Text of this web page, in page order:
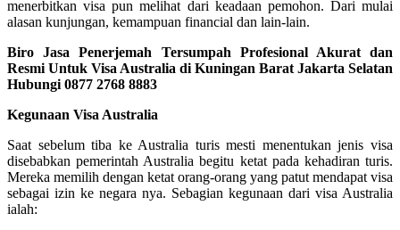
menerbitkan visa pun melihat dari keadaan pemohon. Dari mulai
alasan kunjungan, kemampuan financial dan lain-lain.
Biro Jasa Penerjemah Tersumpah Profesional Akurat dan
Resmi Untuk Visa Australia di Kuningan Barat Jakarta Selatan
Hubungi 0877 2768 8883
Kegunaan Visa Australia
Saat sebelum tiba ke Australia turis mesti menentukan jenis visa
disebabkan pemerintah Australia begitu ketat pada kehadiran turis.
Mereka memilih dengan ketat orang-orang yang patut mendapat visa
sebagai izin ke negara nya. Sebagian kegunaan dari visa Australia
ialah: